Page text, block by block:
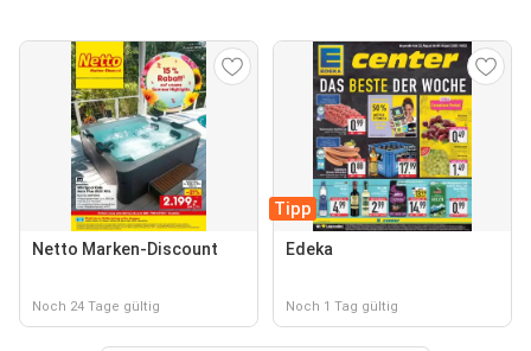
Netto Marken-Discount
Noch 24 Tage gültig
Tipp
Edeka
Noch 1 Tag gültig